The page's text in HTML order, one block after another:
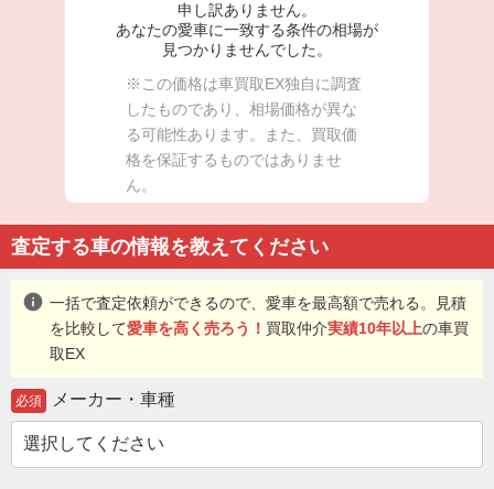
申し訳ありません。
あなたの愛車に一致する条件の相場が
見つかりませんでした。
※この価格は車買取EX独自に調査
したものであり、相場価格が異な
る可能性あります。また、買取価
格を保証するものではありませ
ん。
査定する車の情報を教えてください
info 一括で査定依頼ができるので、愛車を最高額で売れる。見積
を比較して愛車を高く売ろう！ 買取仲介実績10年以上の車買
取EX
必須 メーカー・車種